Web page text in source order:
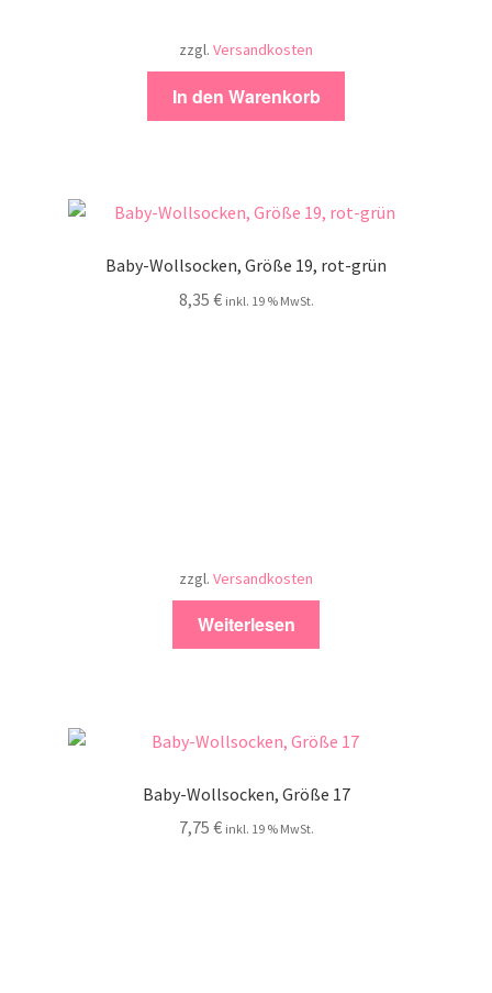
zzgl. Versandkosten
In den Warenkorb
Baby-Wollsocken, Größe 19, rot-grün
8,35 € inkl. 19 % MwSt.
zzgl. Versandkosten
Weiterlesen
Baby-Wollsocken, Größe 17
7,75 € inkl. 19 % MwSt.